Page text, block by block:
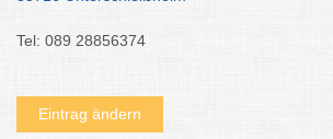
Tel: 089 28856374
Eintrag ändern